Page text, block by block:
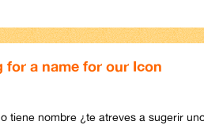
for a name for our Icon
tiene nombre ¿te atreves a sugerir